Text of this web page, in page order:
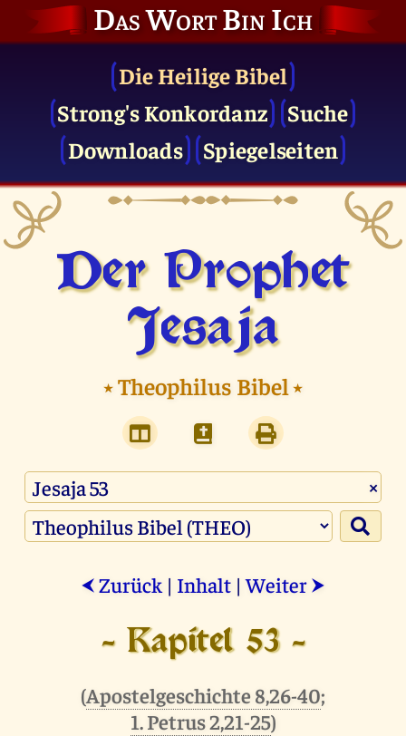
Das Wort Bin Ich
Die Heilige Bibel
Strong's Konkordanz
Suche
Downloads
Spiegelseiten
Der Prophet
Jesaja
⭑Theophilus Bibel⭑
×
⮜ Zurück | Inhalt |Weiter ⮞
- Kapitel 53 -
(Apostelgeschichte 8,26-40;
1. Petrus 2,21-25)